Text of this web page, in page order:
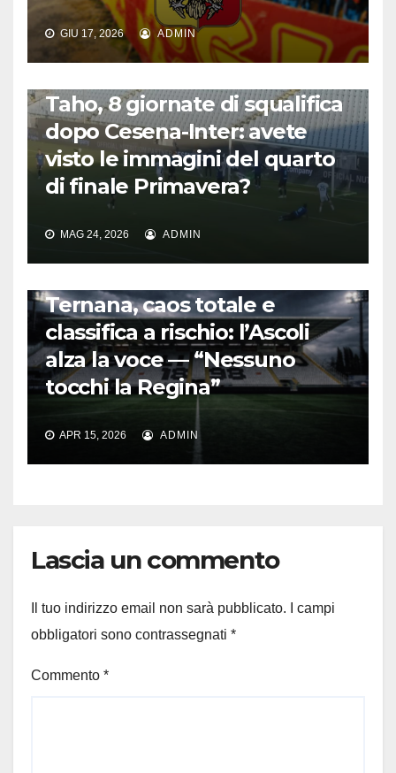
GIU 17, 2026 ADMIN
Taho, 8 giornate di squalifica
dopo Cesena-Inter: avete
visto le immagini del quarto
di finale Primavera?
MAG 24, 2026 ADMIN
Ternana, caos totale e
classifica a rischio: l’Ascoli
alza la voce — “Nessuno
tocchi la Regina”
APR 15, 2026 ADMIN
Lascia un commento
Il tuo indirizzo email non sarà pubblicato.
I campi
obbligatori sono contrassegnati *
Commento *